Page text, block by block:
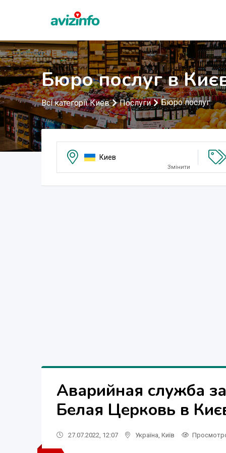
Бюро послуг в
Всі категорії Киев Послуги Бюро послуг
Киев
Змінити
Аварийная служба
Белая Церковь в
27.07.2022, 12:07 Україна Київ